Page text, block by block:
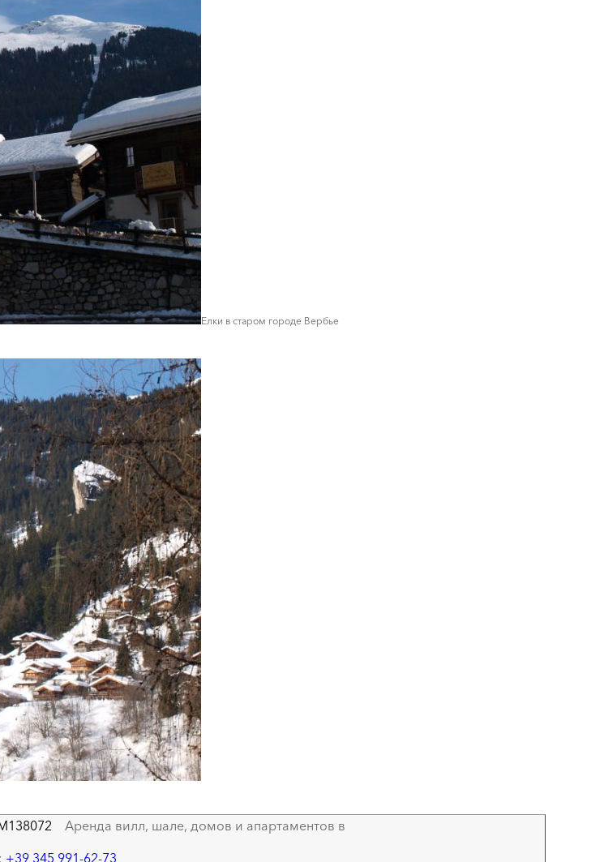
Елки в старом городе Вербье
Аренда вилл, шале, домов и апартаментов в
+39 345 991-62-73